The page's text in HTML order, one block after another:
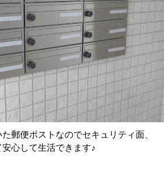
郵便ポストなのでセキュリティ面、
心して生活できます♪